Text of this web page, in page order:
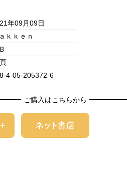
年09月09日
ｋｋｅｎ
4-05-205372-6
ご購入はこちらから